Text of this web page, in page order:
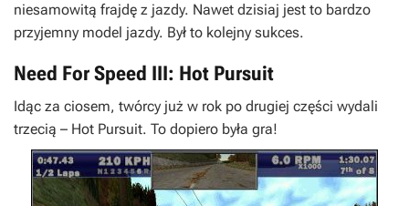
niesamowitą frajdę z jazdy. Nawet dzisiaj jest to bardzo
przyjemny model jazdy. Był to kolejny sukces.
Need For Speed III: Hot Pursuit
Idąc za ciosem, twórcy już w rok po drugiej części wydali
trzecią – Hot Pursuit. To dopiero była gra!